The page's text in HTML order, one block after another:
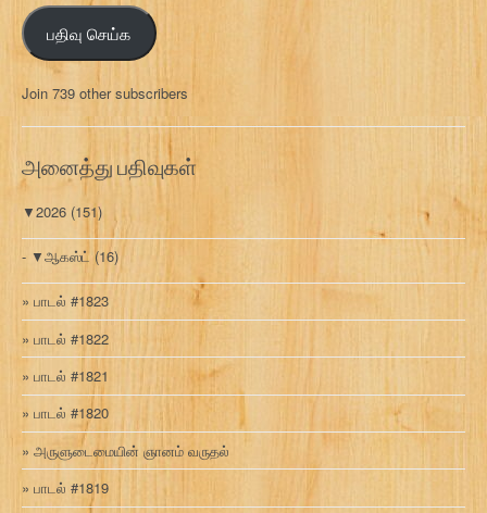
ஞ்
ச
ல்
க
வ
பதிவு செய்க
Join 739 other subscribers
அனைத்து பதிவுகள்
▼2026 (151)
▼ஆகஸ்ட் (16)
பாடல் #1823
பாடல் #1822
பாடல் #1821
பாடல் #1820
அருளுடைமையின் ஞானம் வருதல்
பாடல் #1819